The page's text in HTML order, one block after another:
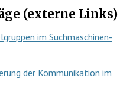
(externe Links)
im Suchmaschinen-
der Kommunikation im